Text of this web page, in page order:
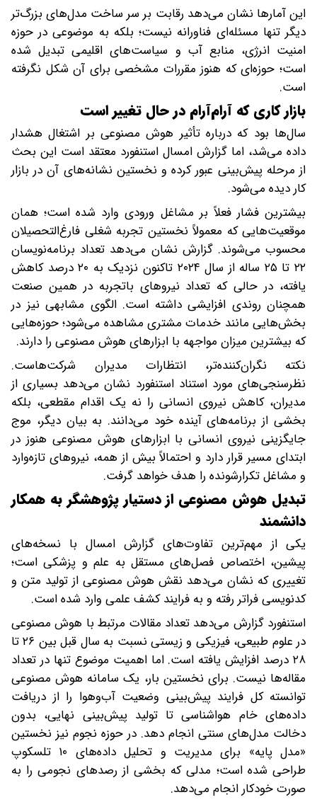
این آمارها نشان می‌دهد رقابت بر سر ساخت مدل‌های بزرگ‌تر
دیگر تنها مسئله‌ای فناورانه نیست؛ بلکه به موضوعی در حوزه
امنیت انرژی، منابع آب و سیاست‌های اقلیمی تبدیل شده
است؛ حوزه‌ای که هنوز مقررات مشخصی برای آن شکل نگرفته
است.
بازار کاری که آرام‌آرام در حال تغییر است
سال‌ها بود که درباره تأثیر هوش مصنوعی بر اشتغال هشدار
داده می‌شد، اما گزارش امسال استنفورد معتقد است این بحث
از مرحله پیش‌بینی عبور کرده و نخستین نشانه‌های آن در بازار
کار دیده می‌شود.
بیشترین فشار فعلاً بر مشاغل ورودی وارد شده است؛ همان
موقعیت‌هایی که معمولاً نخستین تجربه شغلی فارغ‌التحصیلان
محسوب می‌شوند. گزارش نشان می‌دهد تعداد برنامه‌نویسان
۲۲ تا ۲۵ ساله از سال ۲۰۲۴ تاکنون نزدیک به ۲۰ درصد کاهش
یافته، در حالی که تعداد نیروهای باتجربه در همین صنعت
همچنان روندی افزایشی داشته است. الگوی مشابهی نیز در
بخش‌هایی مانند خدمات مشتری مشاهده می‌شود؛ حوزه‌هایی
که بیشترین میزان مواجهه با ابزارهای هوش مصنوعی را دارند.
نکته نگران‌کننده‌تر، انتظارات مدیران شرکت‌هاست.
نظرسنجی‌های مورد استناد استنفورد نشان می‌دهد بسیاری از
مدیران، کاهش نیروی انسانی را نه یک اقدام مقطعی، بلکه
بخشی از برنامه‌های آینده خود می‌دانند. به بیان دیگر، موج
جایگزینی نیروی انسانی با ابزارهای هوش مصنوعی هنوز در
ابتدای مسیر قرار دارد و احتمالاً بیش از همه، نیروهای تازه‌وارد
و مشاغل تکرارشونده را هدف خواهد گرفت.
تبدیل هوش مصنوعی از دستیار پژوهشگر به همکار
دانشمند
یکی از مهم‌ترین تفاوت‌های گزارش امسال با نسخه‌های
پیشین، اختصاص فصل‌های مستقل به علم و پزشکی است؛
تغییری که نشان می‌دهد نقش هوش مصنوعی از تولید متن و
کدنویسی فراتر رفته و به فرایند کشف علمی وارد شده است.
استنفورد گزارش می‌دهد تعداد مقالات مرتبط با هوش مصنوعی
در علوم طبیعی، فیزیکی و زیستی نسبت به سال قبل بین ۲۶ تا
۲۸ درصد افزایش یافته است. اما اهمیت موضوع تنها در تعداد
مقاله‌ها نیست. برای نخستین بار، یک سامانه هوش مصنوعی
توانسته کل فرایند پیش‌بینی وضعیت آب‌وهوا را از دریافت
داده‌های خام هواشناسی تا تولید پیش‌بینی نهایی، بدون
دخالت مدل‌های سنتی انجام دهد. در حوزه نجوم نیز نخستین
«مدل پایه» برای مدیریت و تحلیل داده‌های ۱۰ تلسکوپ
طراحی شده است؛ مدلی که بخشی از رصدهای نجومی را به
صورت خودکار انجام می‌دهد.